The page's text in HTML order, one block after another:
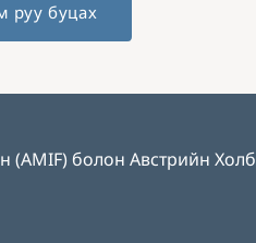
руу буцах
болон Австрийн